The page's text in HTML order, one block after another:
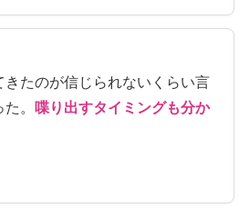
きたのが信じられないくらい言
。
喋り出すタイミングも分か